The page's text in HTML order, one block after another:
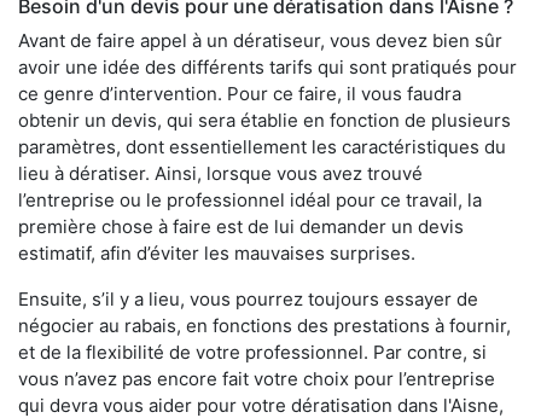
Besoin d'un devis pour une dératisation dans l'Aisne ?
Avant de faire appel à un dératiseur, vous devez bien sûr
avoir une idée des différents tarifs qui sont pratiqués pour
ce genre d’intervention. Pour ce faire, il vous faudra
obtenir un devis, qui sera établie en fonction de plusieurs
paramètres, dont essentiellement les caractéristiques du
lieu à dératiser. Ainsi, lorsque vous avez trouvé
l’entreprise ou le professionnel idéal pour ce travail, la
première chose à faire est de lui demander un devis
estimatif, afin d’éviter les mauvaises surprises.
Ensuite, s’il y a lieu, vous pourrez toujours essayer de
négocier au rabais, en fonctions des prestations à fournir,
et de la flexibilité de votre professionnel. Par contre, si
vous n’avez pas encore fait votre choix pour l’entreprise
qui devra vous aider pour votre dératisation dans l'Aisne,